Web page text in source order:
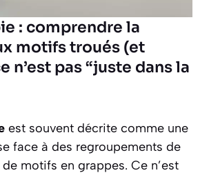
: comprendre la
motifs troués (et
n’est pas “juste dans la
est souvent décrite comme une
face à des regroupements de
motifs en grappes. Ce n’est